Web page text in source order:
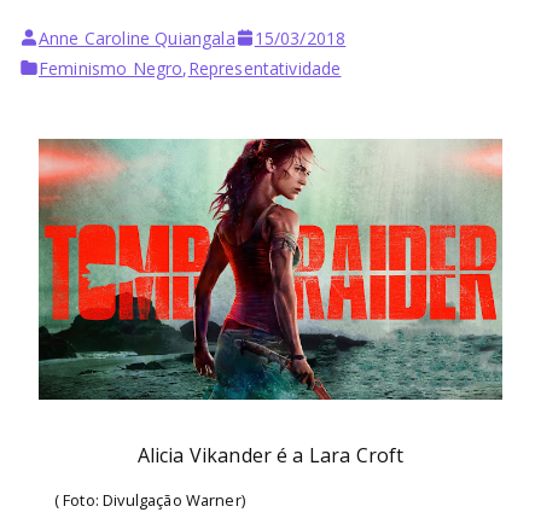
Anne Caroline Quiangala
15/03/2018
Feminismo Negro,Representatividade
Alicia Vikander é a Lara Croft
( Foto: Divulgação Warner)